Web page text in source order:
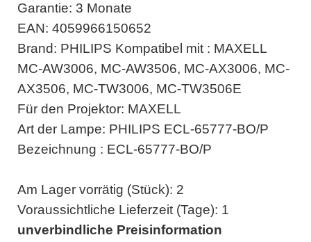
Garantie: 3 Monate
EAN: 4059966150652
Brand: PHILIPS Kompatibel mit : MAXELL
MC-AW3006, MC-AW3506, MC-AX3006, MC-
AX3506, MC-TW3006, MC-TW3506E
Für den Projektor: MAXELL
Art der Lampe: PHILIPS ECL-65777-BO/P
Bezeichnung : ECL-65777-BO/P
Am Lager vorrätig (Stück): 2
Voraussichtliche Lieferzeit (Tage): 1
unverbindliche Preisinformation